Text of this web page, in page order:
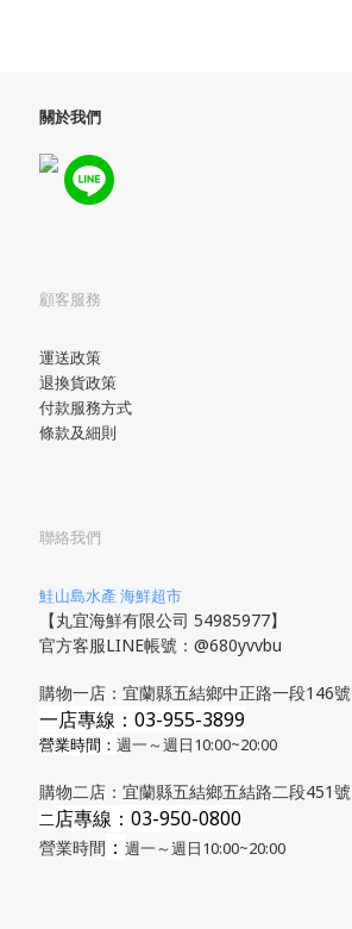
關於我們
顧客服務
運送政策
退換貨政策
付款服務方式
條款及細則
聯絡我們
鮭山島水產 海鮮超市
【丸宜海鮮有限公司 54985977】
官方客服LINE帳號：@680yvvbu
購物一店：宜蘭縣五結鄉中正路一段146號
一店專線：03-955-3899
營業時間： 週一～週日10:00~20:00
購物二店：宜蘭縣五結鄉五結路二段451號
​二店專線 ：03-950-0800
營業時間 ： 週一～週日10:00~20:00